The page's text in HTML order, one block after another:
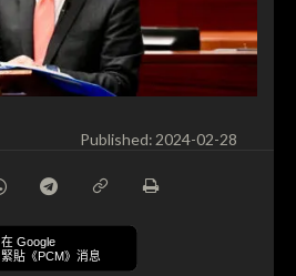
Published: 2024-02-28
在 Google
緊貼《PCM》消息